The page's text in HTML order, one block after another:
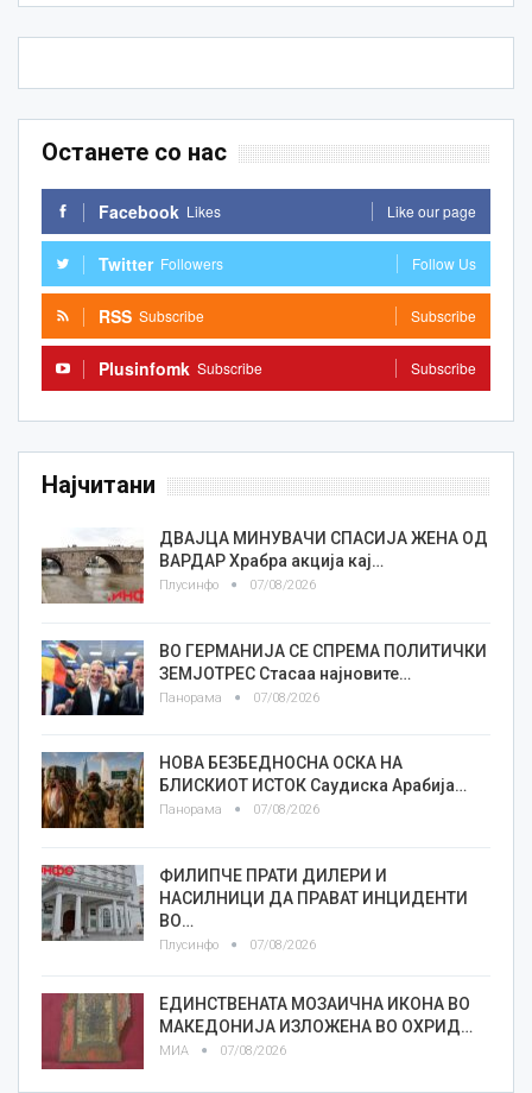
Останете со нас
Facebook Likes Like our page
Twitter Followers Follow Us
RSS Subscribe Subscribe
Plusinfomk Subscribe Subscribe
Најчитани
ДВАЈЦА МИНУВАЧИ СПАСИЈА ЖЕНА ОД
ВАРДАР Храбра акција кај…
Плусинфо 07/08/2026
ВО ГЕРМАНИЈА СЕ СПРЕМА ПОЛИТИЧКИ
ЗЕМЈОТРЕС Стасаа најновите…
Панорама 07/08/2026
НОВА БЕЗБЕДНОСНА ОСКА НА
БЛИСКИОТ ИСТОК Саудиска Арабија…
Панорама 07/08/2026
ФИЛИПЧЕ ПРАТИ ДИЛЕРИ И
НАСИЛНИЦИ ДА ПРАВАТ ИНЦИДЕНТИ
ВО…
Плусинфо 07/08/2026
ЕДИНСТВЕНАТА МОЗАИЧНА ИКОНА ВО
МАКЕДОНИЈА ИЗЛОЖЕНА ВО ОХРИД…
МИА 07/08/2026